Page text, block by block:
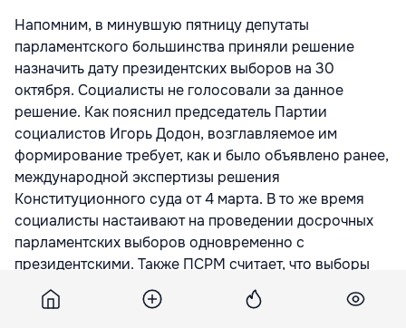
Напомним, в минувшую пятницу депутаты
парламентского большинства приняли решение
назначить дату президентских выборов на 30
октября. Социалисты не голосовали за данное
решение. Как пояснил председатель Партии
социалистов Игорь Додон, возглавляемое им
формирование требует, как и было объявлено ранее,
международной экспертизы решения
Конституционного суда от 4 марта. В то же время
социалисты настаивают на проведении досрочных
парламентских выборов одновременно с
президентскими. Также ПСРМ считает, что выборы
должны пройти не позднее мая-июня, а их перенос
на более позднее время – не что иное, как